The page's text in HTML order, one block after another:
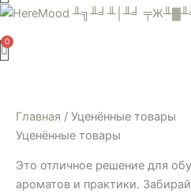
Меню
Главная / Уценённые товары
Уценённые товары
Это отличное решение для
ароматов и практики.